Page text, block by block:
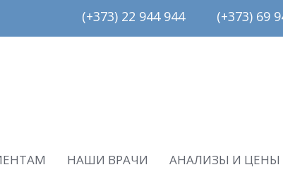
(+373) 22 944 944         (+373)
НАШИ ВРАЧИ АНАЛИЗЫ И ЦЕНЫ